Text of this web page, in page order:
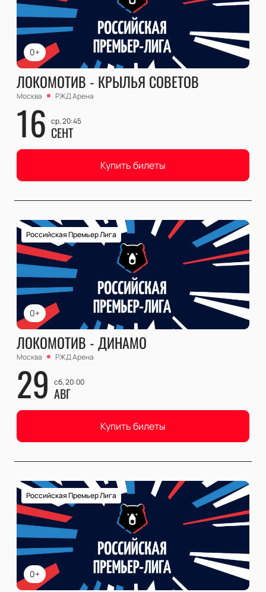
0+
ЛОКОМОТИВ - КРЫЛЬЯ СОВЕТОВ
Москва РЖД Арена
16 ср, 20:45
СЕНТ
Купить билеты
0+
Российская Премьер Лига
ЛОКОМОТИВ - ДИНАМО
Москва РЖД Арена
29 сб, 20:00
АВГ
Купить билеты
0+
Российская Премьер Лига